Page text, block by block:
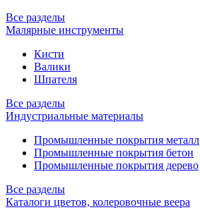
Все разделы
Малярные инструменты
Кисти
Валики
Шпателя
Все разделы
Индустриальные материалы
Промышленные покрытия металл
Промышленные покрытия бетон
Промышленные покрытия дерево
Все разделы
Каталоги цветов, колеровочные веера